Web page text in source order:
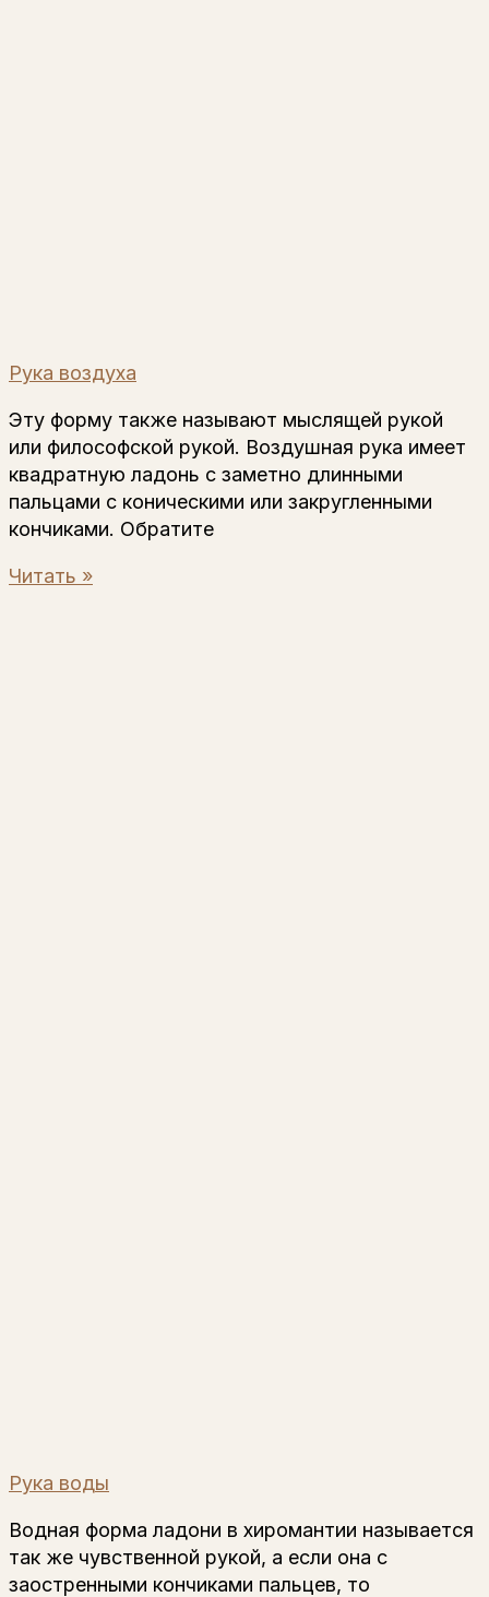
Рука воздуха
Эту форму также называют мыслящей рукой
или философской рукой. Воздушная рука имеет
квадратную ладонь с заметно длинными
пальцами с коническими или закругленными
кончиками. Обратите
Читать »
Рука воды
Водная форма ладони в хиромантии называется
так же чувственной рукой, а если она с
заостренными кончиками пальцев, то